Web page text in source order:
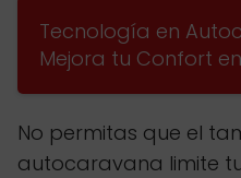
Tecnología en
Mejora tu Confort
No permitas que el
autocaravana limite